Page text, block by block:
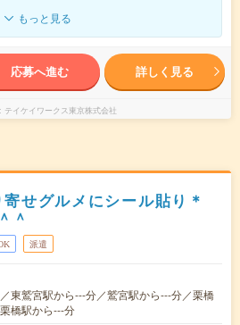
もっと見る
応募へ進む 詳しく見る
テイケイワークス東京株式会社
せグルメにシール貼り＊
＾
派遣
東鷲宮駅から---分／鷲宮駅から---分／栗橋
橋駅から---分